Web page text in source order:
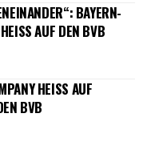
BAYERN-
AUF DEN BVB
HEISS AUF K
BVB